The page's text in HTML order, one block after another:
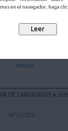
en el navegador, haga
BOLERA
12/02/2025
Mostrar
DE CANDIDATOS A
18/12/2024